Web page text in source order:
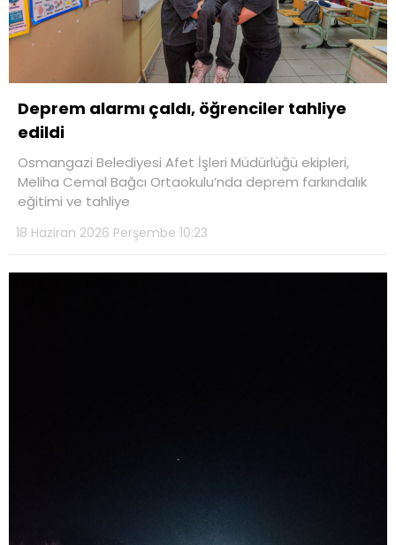
Deprem alarmı çaldı, öğrenciler tahliye
edildi
Osmangazi Belediyesi Afet İşleri Müdürlüğü ekipleri,
Meliha Cemal Bağcı Ortaokulu’nda deprem farkındalık
eğitimi ve tahliye
18 Haziran 2026 Perşembe 10:23